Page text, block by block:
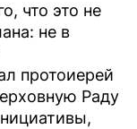
что это не
не в
протоиерей
Раду